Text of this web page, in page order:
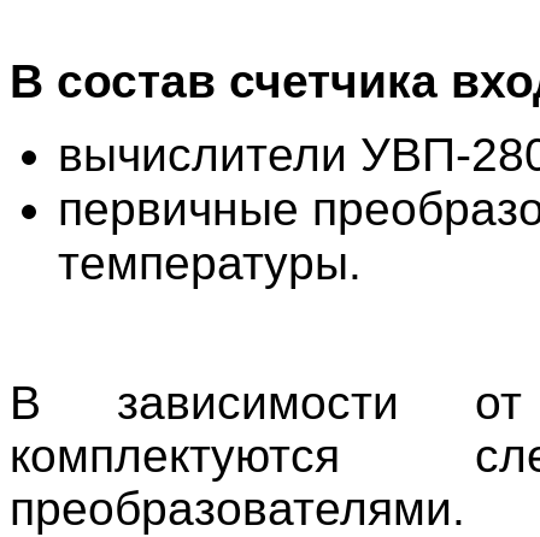
В состав счетчика
вычислители УВП-
первичные
температуры.
В зависимости от
комплектуются
преобразователями.